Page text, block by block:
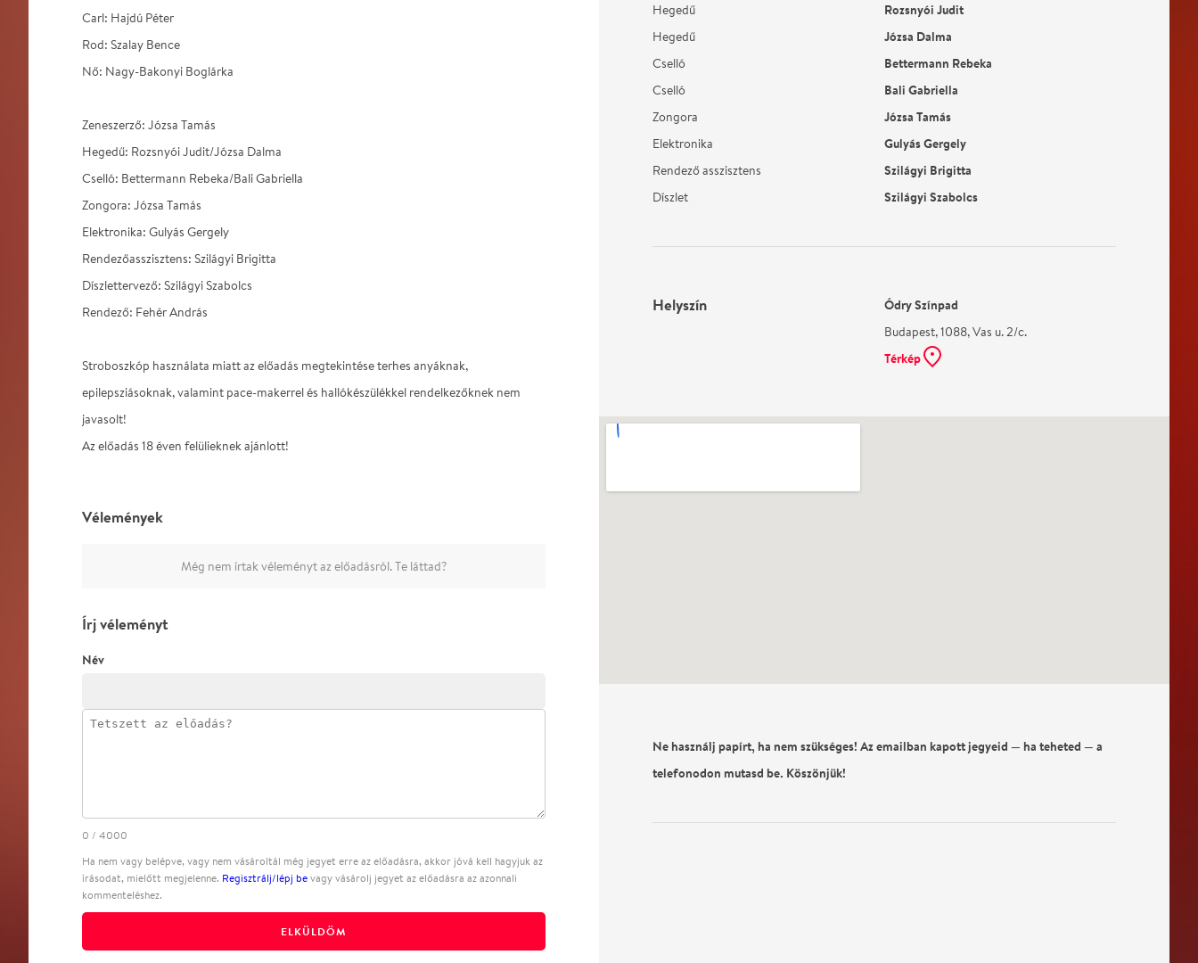
Carl: Hajdú Péter
Rod: Szalay Bence
Nő: Nagy-Bakonyi Boglárka
Zeneszerző: Józsa Tamás
Hegedű: Rozsnyói Judit/Józsa Dalma
Cselló: Bettermann Rebeka/Bali Gabriella
Zongora: Józsa Tamás
Elektronika: Gulyás Gergely
Rendezőasszisztens: Szilágyi Brigitta
Díszlettervező: Szilágyi Szabolcs
Rendező: Fehér András
Stroboszkóp használata miatt az előadás megtekintése terhes anyáknak,
epilepsziásoknak, valamint pace-makerrel és hallókészülékkel rendelkezőknek nem
javasolt!
Az előadás 18 éven felülieknek ajánlott!
Hegedű Rozsnyói Judit
Hegedű Józsa Dalma
Cselló Bettermann Rebeka
Cselló Bali Gabriella
Zongora Józsa Tamás
Elektronika Gulyás Gergely
Rendező asszisztens Szilágyi Brigitta
Díszlet Szilágyi Szabolcs
Helyszín Ódry Színpad
Budapest, 1088, Vas u. 2/c.
Térkép
Ne használj papírt, ha nem szükséges! Az emailban kapott jegyeid — ha teheted — a
telefonodon mutasd be. Köszönjük!
Vélemények
Még nem írtak véleményt az előadásról. Te láttad?
Írj véleményt
Név
0 / 4000
Ha nem vagy belépve, vagy nem vásároltál még jegyet erre az előadásra, akkor jóvá kell hagyjuk az
írásodat, mielőtt megjelenne. Regisztrálj/lépj be vagy vásárolj jegyet az előadásra az azonnali
kommenteléshez.
ELKÜLDÖM